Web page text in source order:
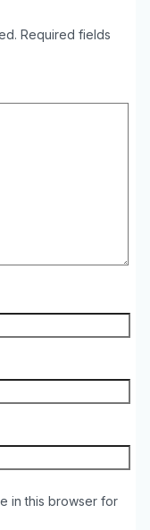
Required fields
in this browser for